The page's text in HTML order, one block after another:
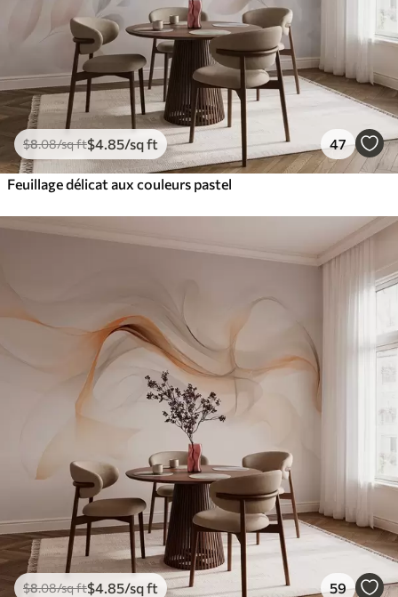
$8.08/sq ft$4 .85/sq ft 47
Feuillage délicat aux couleurs pastel
$8.08/sq ft$4 .85/sq ft 59